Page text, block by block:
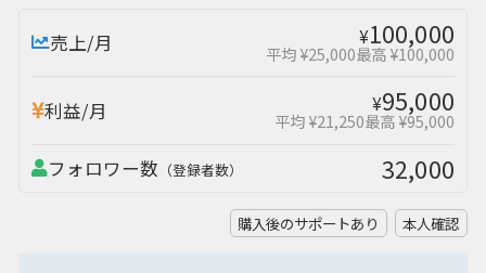
売上/月 ¥100,000
平均 ¥25,000最高 ¥100,000
利益/月 ¥95,000
平均 ¥21,250最高 ¥95,000
フォロワー数 （登録者数） 32,000
購入後のサポートあり 本人確認